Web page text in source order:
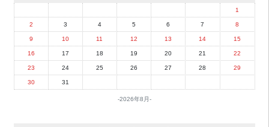
2026年8月
1
2 3 4 5 6 7 8
9 10 11 12 13 14 15
16 17 18 19 20 21 22
23 24 25 26 27 28 29
30 31